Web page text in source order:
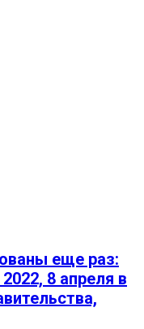
еще раз:
8 апреля в